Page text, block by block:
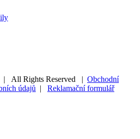
| All Rights Reserved | Obchodní
údajů | Reklamační formulář